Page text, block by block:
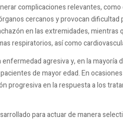
complicaciones relevantes,
cercanos y provocan dificultad
en las extremidades, mientras
respiratorios, así como
agresiva y, en la mayoría
de mayor edad. En
progresiva en la respuesta a los
para actuar de manera